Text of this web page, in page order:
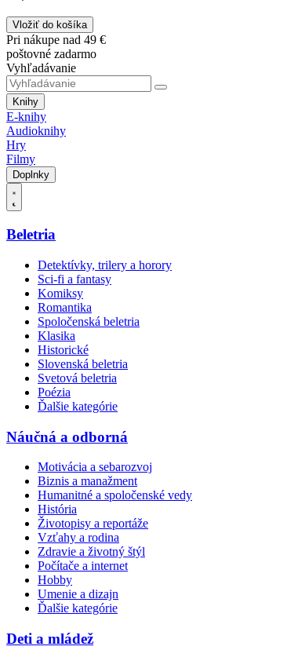
Vložiť do košíka
Pri nákupe nad 49 €
poštovné zadarmo
Vyhľadávanie
Knihy
E-knihy
Audioknihy
Hry
Filmy
Doplnky
Beletria
Detektívky, trilery a horory
Sci-fi a fantasy
Komiksy
Romantika
Spoločenská beletria
Klasika
Historické
Slovenská beletria
Svetová beletria
Poézia
Ďalšie kategórie
Náučná a odborná
Motivácia a sebarozvoj
Biznis a manažment
Humanitné a spoločenské vedy
História
Životopisy a reportáže
Vzťahy a rodina
Zdravie a životný štýl
Počítače a internet
Hobby
Umenie a dizajn
Ďalšie kategórie
Deti a mládež